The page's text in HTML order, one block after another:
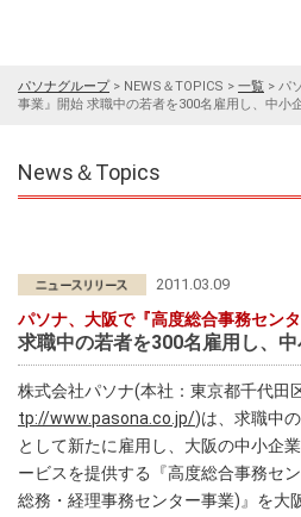
パソナグループ> NEWS＆TOPICS > 一覧 > パ
事業』開始 求職中の若者を300名雇用し、中小
News＆Topics
2011.03.09
パソナ、大阪で『高度総合事務セン
求職中の若者を300名雇用し、
株式会社パソナ(本社：東京都千代田
tp://www.pasona.co.jp/)は、求職中
として新たに雇用し、大阪の中小企
ービスを提供する『高度総合事務セ
総務・経理事務センター事業)』を大